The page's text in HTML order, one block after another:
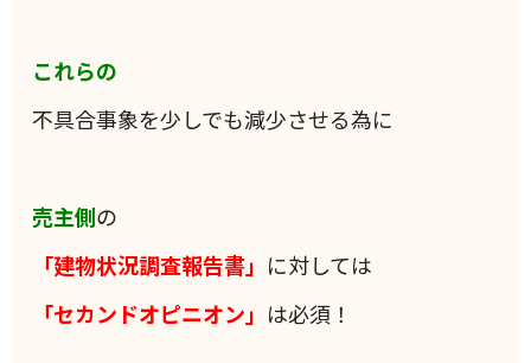
これらの
不具合事象を少しでも減少させる為に
売主側の
「建物状況調査報告書」 に対しては
「セカンドオピニオン」 は必須！